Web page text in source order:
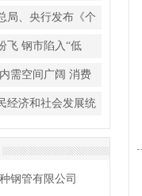
局、央行发布《个
飞 钢市陷入“低
需空间广阔 消费
经济和社会发展统
钢管有限公司